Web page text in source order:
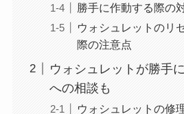
勝手に作動する際の
ウォシュレットのリ
際の注意点
ウォシュレットが勝手
への相談も
ウォシュレットの修